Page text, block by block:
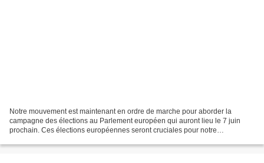
Notre mouvement est maintenant en ordre de marche pour aborder la
campagne des élections au Parlement européen qui auront lieu le 7 juin
prochain. Ces élections européennes seront cruciales pour notre